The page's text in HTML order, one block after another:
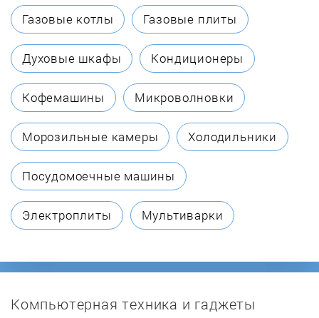
B&G
Behringer
Biema
BOYA
Comica
DDA
Газовые котлы Газовые плиты
Духовые шкафы Кондиционеры
Кофемашины Микроволновки
Морозильные камеры Холодильники
Посудомоечные машины
Электроплиты Мультиварки
Компьютерная техника и гаджеты